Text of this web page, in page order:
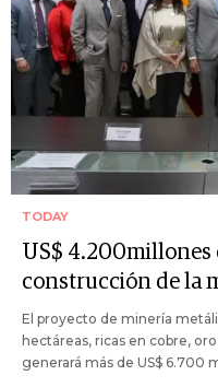
TODAY
US$ 4.200millones
construcción de la
El proyecto de minería
hectáreas, ricas en cobre,
generará más de US$ 6.700